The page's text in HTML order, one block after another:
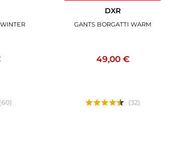
(60)
DXR
GANTS BORGATTI WARM
49,00 €
(32)